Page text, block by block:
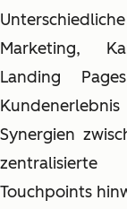
Marketing,
Landing
Synergien
Touchpoints